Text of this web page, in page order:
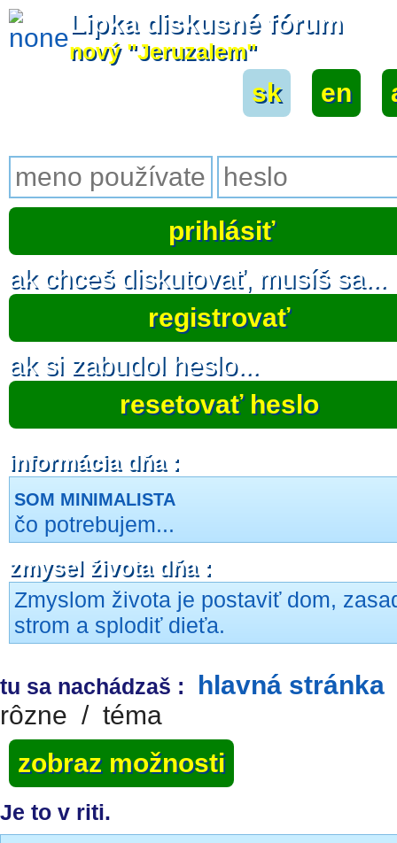
Lipka diskusné fórum
nový "Jeruzalem"
sk en
ak chceš diskutovať, musíš sa...
registrovať
ak si zabudol heslo...
resetovať heslo
informácia dňa :
SOM MINIMALISTA
čo potrebujem...
zmysel života dňa :
Zmyslom života je postaviť dom,
strom a splodiť dieťa.
tu sa nachádzaš : hlavná stránka
rôzne / téma
zobraz možnosti
Je to v riti.